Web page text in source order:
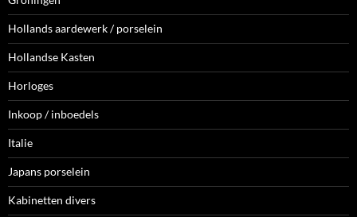
Hollands aardewerk / porselein
Hollandse Kasten
Horloges
Inkoop / inboedels
Italie
Japans porselein
Kabinetten divers